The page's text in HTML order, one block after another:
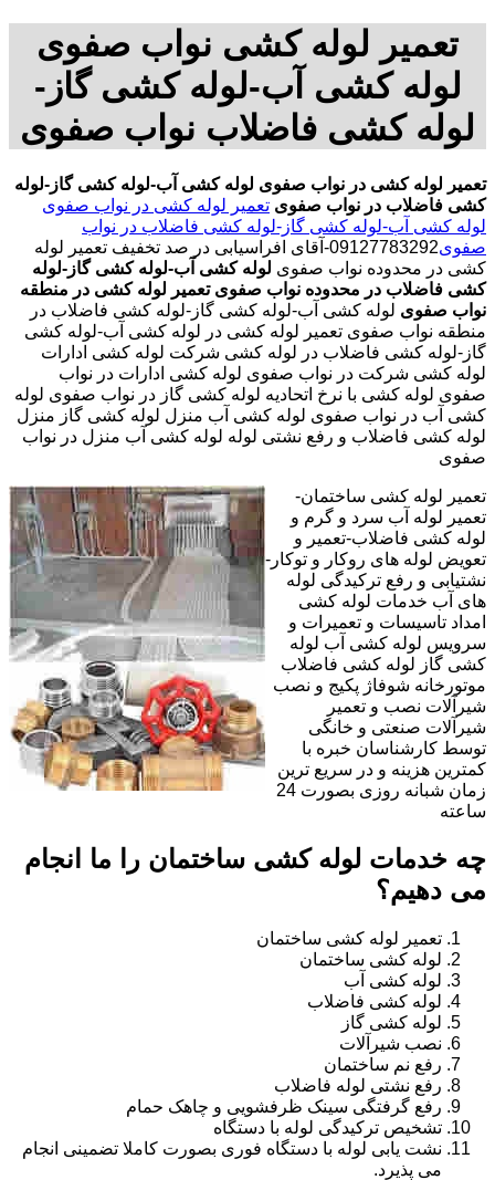
تعمیر لوله کشی نواب صفوی
لوله کشی آب-لوله کشی گاز-
لوله کشی فاضلاب نواب صفوی
تعمیر لوله کشی در نواب صفوی لوله کشی آب-لوله کشی گاز-لوله
کشی فاضلاب در نواب صفوی تعمیر لوله کشی در نواب صفوی
لوله کشی آب-لوله کشی گاز-لوله کشی فاضلاب در نواب
صفوی
09127783292-آقای افراسیابی در صد تخفیف تعمیر لوله
کشی در محدوده نواب صفوی لوله کشی آب-لوله کشی گاز-لوله
کشی فاضلاب در محدوده نواب صفوی تعمیر لوله کشی در منطقه
نواب صفوی لوله کشی آب-لوله کشی گاز-لوله کشی فاضلاب در
منطقه نواب صفوی تعمیر لوله کشی در لوله کشی آب-لوله کشی
گاز-لوله کشی فاضلاب در لوله کشی شرکت لوله کشی ادارات
لوله کشی شرکت در نواب صفوی لوله کشی ادارات در نواب
صفوی لوله کشی با نرخ اتحادیه لوله کشی گاز در نواب صفوی لوله
کشی آب در نواب صفوی لوله کشی آب منزل لوله کشی گاز منزل
لوله کشی فاضلاب و رفع نشتی لوله لوله کشی آب منزل در نواب
صفوی
تعمیر لوله کشی ساختمان-
تعمیر لوله آب سرد و گرم و
لوله کشی فاضلاب-تعمیر و
تعویض لوله های روکار و توکار-
نشتیابی و رفع ترکیدگی لوله
های آب خدمات لوله کشی
امداد تاسیسات و تعمیرات و
سرویس لوله کشی آب لوله
کشی گاز لوله کشی فاضلاب
موتورخانه شوفاژ پکیج و نصب
شیرآلات نصب و تعمیر
شیرآلات صنعتی و خانگی
توسط کارشناسان خبره با
کمترین هزینه و در سریع ترین
زمان شبانه روزی بصورت 24
ساعته
چه خدمات لوله کشی ساختمان را ما انجام
می دهیم؟
تعمیر لوله کشی ساختمان
لوله کشی ساختمان
لوله کشی آب
لوله کشی فاضلاب
لوله کشی گاز
نصب شیرآلات
رفع نم ساختمان
رفع نشتی لوله فاضلاب
رفع گرفتگی سینک ظرفشویی و چاهک حمام
تشخیص ترکیدگی لوله با دستگاه
نشت یابی لوله با دستگاه فوری بصورت کاملا تضمینی انجام
می پذیرد.